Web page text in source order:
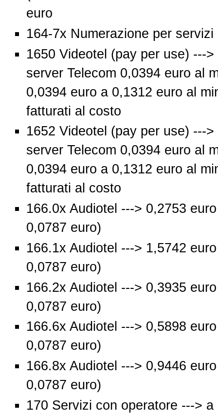
euro
164-7x Numerazione per
1650 Videotel (pay per use) ---
server Telecom 0,0394 euro al
0,0394 euro a 0,1312 euro al
fatturati al costo
1652 Videotel (pay per use) ---
server Telecom 0,0394 euro al
0,0394 euro a 0,1312 euro al
fatturati al costo
166.0x Audiotel ---> 0,2753
0,0787 euro)
166.1x Audiotel ---> 1,5742
0,0787 euro)
166.2x Audiotel ---> 0,3935
0,0787 euro)
166.6x Audiotel ---> 0,5898
0,0787 euro)
166.8x Audiotel ---> 0,9446
0,0787 euro)
170 Servizi con operatore --->